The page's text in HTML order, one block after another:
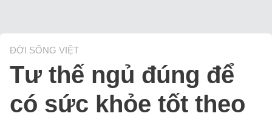
ĐỜI SỐNG VIỆT
Tư thế ngủ đúng để
có sức khỏe tốt theo